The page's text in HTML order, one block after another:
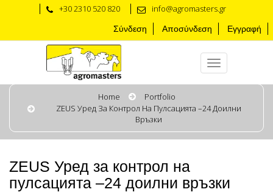
+30 2310 520 820 info@agromasters.gr
Σύνδεση Αποσύνδεση Εγγραφή
Home
Portfolio
ZEUS Уред За Контрол На Пулсацията –24 Доилни
Връзки
ZEUS Уред за контрол на
пулсацията –24 доилни връзки